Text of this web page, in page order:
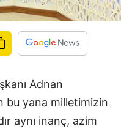
Adnan
bu yana milletimizin
aynı inanç, azim